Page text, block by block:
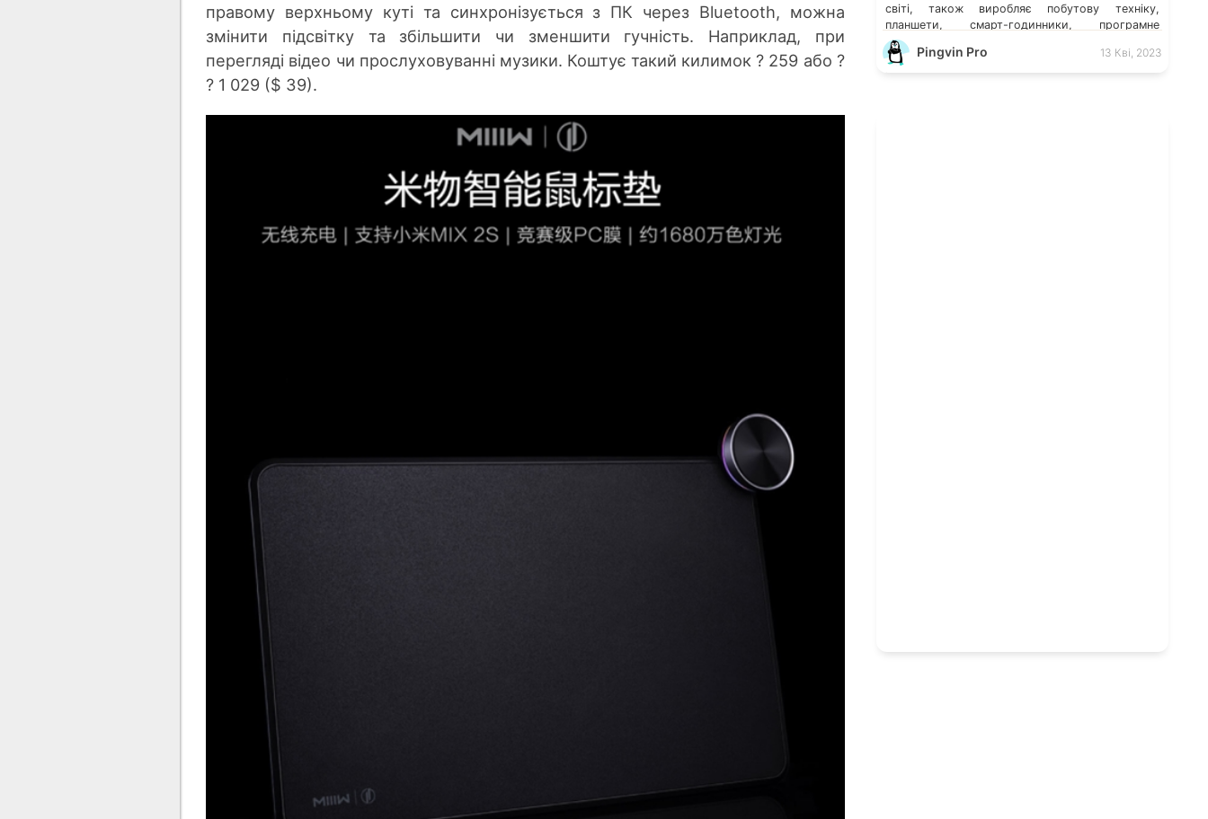
правому верхньому куті та синхронізується з ПК через Bluetooth, можна
змінити підсвітку та збільшити чи зменшити гучність. Наприклад, при
перегляді відео чи прослуховуванні музики. Коштує такий килимок ? 259 або ?
? 1 029 ($ 39).
світі, також виробляє побутову техніку,
планшети, смарт-годинники, програмне
забезпечення, електросамокати,
електровелосипеди та багато іншого. Ілон Маск
Pingvin Pro 13 Кві, 2023